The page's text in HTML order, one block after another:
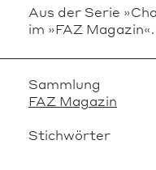
Aus der Serie
im »FAZ Magazin«.
Sammlung
FAZ Magazin
Stichwörter